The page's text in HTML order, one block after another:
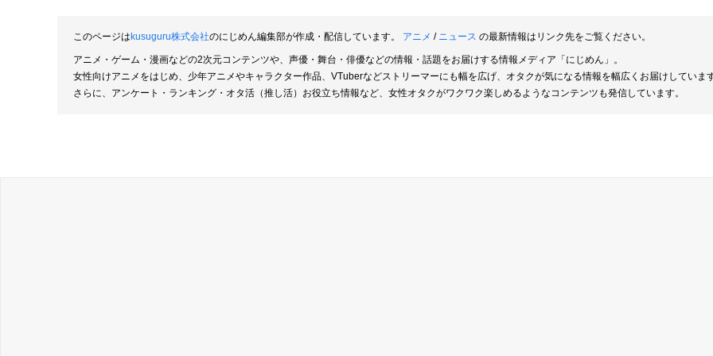
このページはkusuguru株式会社のにじめん編集部が作成・配信しています。 アニメ / ニュース の最新情報はリンク先をご覧ください。
アニメ・ゲーム・漫画などの2次元コンテンツや、声優・舞台・俳優などの情報・話題をお届けする情報メディア「にじめん」。
女性向けアニメをはじめ、少年アニメやキャラクター作品、VTuberなどストリーマーにも幅を広げ、オタクが気になる情報を幅広くお届けしていま
さらに、アンケート・ランキング・オタ活（推し活）お役立ち情報など、女性オタクがワクワク楽しめるようなコンテンツも発信しています。